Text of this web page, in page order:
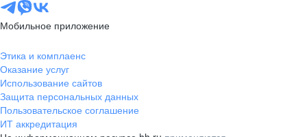
Мобильное приложение
Этика и комплаенс
Оказание услуг
Использование сайтов
Защита персональных данных
Пользовательское соглашение
ИТ аккредитация